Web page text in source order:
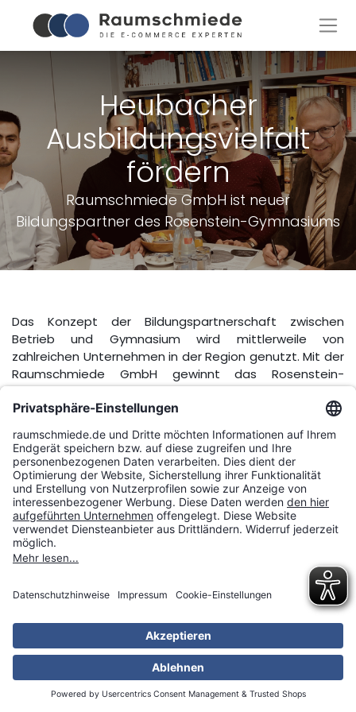
Heubacher
Ausbildungsvielfalt
fördern
Raumschmiede GmbH ist neuer
Bildungspartner des Rosenstein-Gymnasiums
Das Konzept der Bildungspartnerschaft zwischen
Betrieb und Gymnasium wird mittlerweile von
zahlreichen Unternehmen in der Region genutzt. Mit der
Raumschmiede GmbH gewinnt das Rosenstein-
Gymnasium einen weiteren Partner mit Kompetenzen
im Bereich E-Commerce. Gemeinsam mit dem
Rosenstein-Gymnasium haben die Mitarbeiter am
Standort Heubach sich zur Aufgabe gemacht, den
Schülerinnen und Schülern neue Einblicke in den E-
Commerce-Bereich zu ermöglichen. Erklärtes Ziel der
Partnerschaft ist, den Gymnasiasten erste Einblicke in
das Berufsleben zu bieten. Darüber hinaus sollen die
Schülerinnen und Schüler auf attraktive Ausbildungs-
und Studienplätze mitten in Heubach aufmerksam
gemacht werden. “Das Potenzial der Abiturientinnen
und Abiturienten könne sich auf diese Art und Weise
direkt in der Region entfalten”, wie Schulleiter Johannes
BOGY- und Wirtschaftslehrerin Alexa Hildebrand
unterstützt wurde: “Unsere Schüler brauchen ganz
konkrete Angebote, um ihre Erfahrungen auszutesten.”